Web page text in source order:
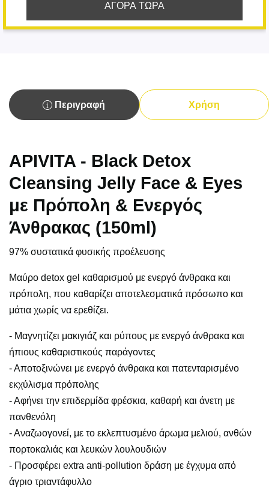
ΑΓΟΡΑ ΤΩΡΑ
Περιγραφή Χρήση
APIVITA - Black Detox
Cleansing Jelly Face & Eyes
με Πρόπολη & Ενεργός
Άνθρακας (150ml)
97% συστατικά φυσικής προέλευσης
Μαύρο detox gel καθαρισμού με ενεργό άνθρακα και
πρόπολη, που καθαρίζει αποτελεσματικά πρόσωπο και
μάτια χωρίς να ερεθίζει.
- Μαγνητίζει μακιγιάζ και ρύπους με ενεργό άνθρακα και
ήπιους καθαριστικούς παράγοντες
- Αποτοξινώνει με ενεργό άνθρακα και πατενταρισμένο
εκχύλισμα πρόπολης
- Αφήνει την επιδερμίδα φρέσκια, καθαρή και άνετη με
πανθενόλη
- Αναζωογονεί, με το εκλεπτυσμένο άρωμα μελιού, ανθών
πορτοκαλιάς και λευκών λουλουδιών
- Προσφέρει extra anti-pollution δράση με έγχυμα από
άγριο τριαντάφυλλο